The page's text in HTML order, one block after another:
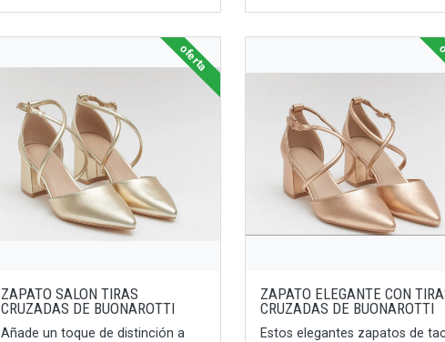
ZAPATO SALON TIRAS
CRUZADAS DE BUONAROTTI
Añade un toque de distinción a
oferta
ZAPATO ELEGANTE CON
CRUZADAS DE BUONAROTTI
Estos elegantes zapatos de